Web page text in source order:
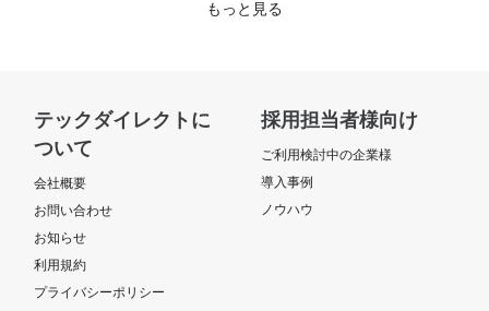
もっと見る
テックダイレクトに
ついて
会社概要
お問い合わせ
お知らせ
利用規約
プライバシーポリシー
採用担当者様向け
ご利用検討中の企業様
導入事例
ノウハウ